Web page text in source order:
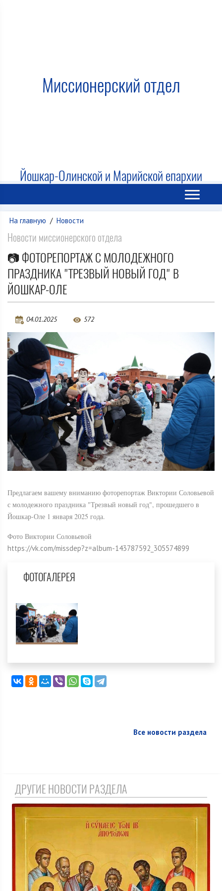
Миссионерский отдел
Йошкар-Олинской и Марийской епархии
На главную / Новости
Новости миссионерского отдела
📷 ФОТОРЕПОРТАЖ С МОЛОДЕЖНОГО
ПРАЗДНИКА "ТРЕЗВЫЙ НОВЫЙ ГОД" В
ЙОШКАР-ОЛЕ
04.01.2025 572
Предлагаем вашему вниманию фоторепортаж Виктории Соловьевой
с молодежного праздника "Трезвый новый год", прошедшего в
Йошкар-Оле 1 января 2025 года.
Фото Виктории Соловьевой
https://vk.com/missdep?z=album-143787592_305574899
ФОТОГАЛЕРЕЯ
Все новости раздела
ДРУГИЕ НОВОСТИ РАЗДЕЛА